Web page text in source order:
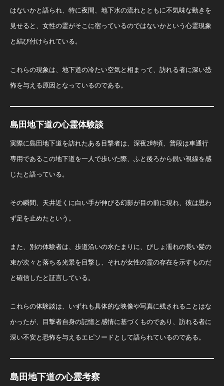
はないかと語られ、特に夜間、地下水の流れとともに不気味な動きを
見せると、女性の霊がそこに宿っているのではないかという心霊現象
と結び付けられている。
これらの現象は、地下道の冷たい空気と相まって、訪れる者に深い恐
怖を与える原因となっているのである。
島田地下道の心霊体験談
実際に島田地下道を訪れたある目撃者は、深夜2時頃、普段は車通行
専用であるこの地下道を一人で歩いた際、ふと後ろから鋭い視線を感
じたと語っている。
その瞬間、天井近くに白い手が伸びる幻影が目の前に現れ、彼は思わ
ず足を止めたという。
また、別の体験者は、歩道沿いの水たまりに、びしょ濡れの長い髪の
束が次々と落ちる光景を目撃し、それが女性の霊の存在を示すものだ
と確信したと証言している。
これらの体験談は、いずれも具体的な映像や写真に残されることはな
かったが、目撃者自身の記憶と感情に基づくものであり、訪れる者に
深い不安と恐怖を与えるエピソードとして語られているのである。
島田地下道の心霊考察